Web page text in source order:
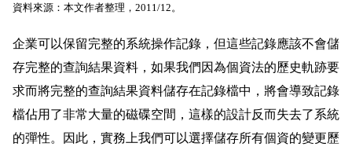
資料來源：本文作者整理，2011/12。
企業可以保留完整的系統操作記錄，但這些記錄應該不會儲
存完整的查詢結果資料，如果我們因為個資法的歷史軌跡要
求而將完整的查詢結果資料儲存在記錄檔中，將會導致記錄
檔佔用了非常大量的磁碟空間，這樣的設計反而失去了系統
的彈性。因此，實務上我們可以選擇儲存所有個資的變更歷